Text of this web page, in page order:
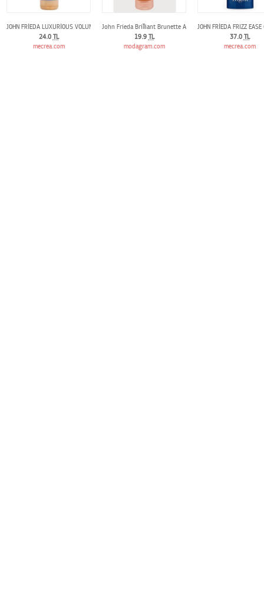
JOHN FRİEDA LUXURİOUS VOLUME HACİM BAKIM KREMİ 250ml
24.0 TL
mecrea.com
John Frieda Brilliant Brunette Amber to Maple Daily
19.9 TL
modagram.com
JOHN FRİEDA FRIZZ
37.0 TL
mecrea.com